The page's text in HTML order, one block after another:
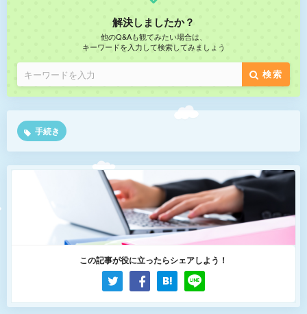
解決しましたか？
他のQ&Aも観てみたい場合は、
キーワードを入力して検索してみましょう
検索
手続き
この記事が役に立ったらシェアしよう！